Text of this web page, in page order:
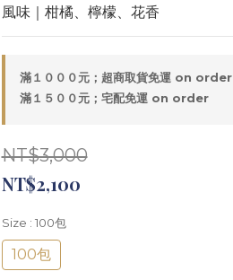
風味｜柑橘、檸檬、花香
滿１０００元；超商取貨免運 on order
滿１５００元；宅配免運 on order
NT$3,000
NT$2,100
Size : 100包
100包